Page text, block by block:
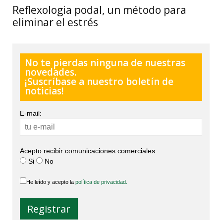
Reflexologia podal, un método para
eliminar el estrés
No te pierdas ninguna de nuestras
novedades.
¡Suscríbase a nuestro boletín de
noticias!
E-mail:
Acepto recibir comunicaciones comerciales
Si
No
He leído y acepto la política de privacidad.